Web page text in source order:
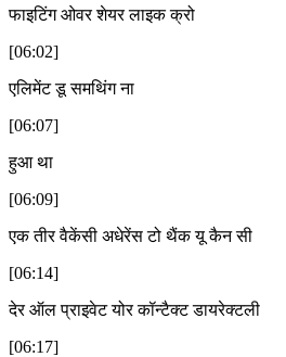
फाइटिंग ओवर शेयर लाइक क्रो
[06:02]
एलिमेंट डू समथिंग ना
[06:07]
हुआ था
[06:09]
एक तीर वैकेंसी अधेरेंस टो थैंक यू कैन सी
[06:14]
देर ऑल प्राइवेट योर कॉन्टैक्ट डायरेक्टली
[06:17]